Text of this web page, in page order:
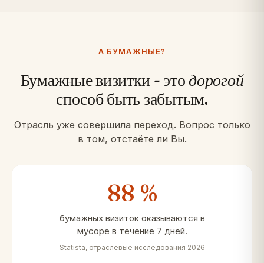
А БУМАЖНЫЕ?
Бумажные визитки - этодорогой
способ быть забытым.
Отрасль уже совершила переход. Вопрос только
в том, отстаёте ли Вы.
88 %
бумажных визиток оказываются в
мусоре в течение 7 дней.
Statista, отраслевые исследования 2026